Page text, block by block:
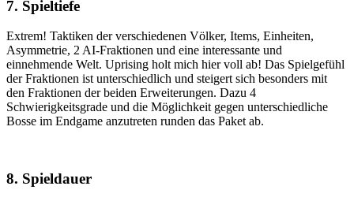
7. Spieltiefe
Extrem! Taktiken der verschiedenen Völker, Items, Einheiten,
Asymmetrie, 2 AI-Fraktionen und eine interessante und
einnehmende Welt. Uprising holt mich hier voll ab! Das Spielgefühl
der Fraktionen ist unterschiedlich und steigert sich besonders mit
den Fraktionen der beiden Erweiterungen. Dazu 4
Schwierigkeitsgrade und die Möglichkeit gegen unterschiedliche
Bosse im Endgame anzutreten runden das Paket ab.
8. Spieldauer